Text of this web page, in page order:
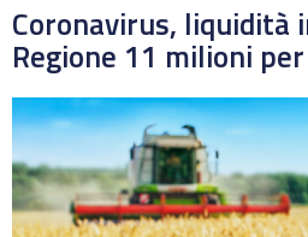
Coronavirus, liquidità
Regione 11 milioni